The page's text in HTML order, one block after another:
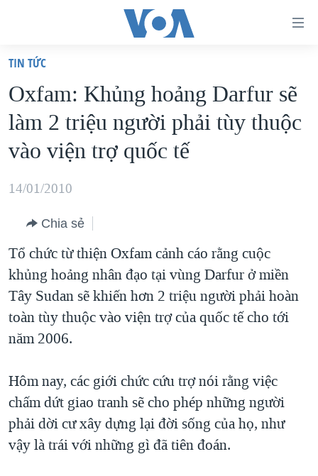
truy
cập
Tới
nội
chính
hướng
chính
Đi
tới
"Tìm"
VIỆT NAM
HOA KỲ
BIỂN ĐÔNG
THẾ GIỚI
DIỄN ĐÀN
MỤC
TỰ DO BÁO CHÍ
NGƯỜI VIỆT HẢI NGOẠI
KINH TẾ
KHOA HỌC
CHUYÊN ĐỀ
CHIẾN TRANH THƯƠNG MẠI CỦA MỸ: QUÁ KHỨ VÀ HIỆN
TẠI
HÀNH TRÌNH BẦU CỬ 2024
GIẢI MÃ VÀNH ĐAI & CON ĐƯỜNG
NGÀY TỊ NẠN THẾ GIỚI
TRỊNH VĨNH BÌNH - NGƯỜI HẠ 'BÊN THẮNG CUỘC'
HỌC TIẾNG ANH
VIDEO
MẠNG XÃ HỘI
TIN TỨC
Oxfam: Khủng hoảng Darfur sẽ
làm 2 triệu người phải tùy thuộc
vào viện trợ quốc tế
14/01/2010
Chia sẻ
Tổ chức từ thiện Oxfam cảnh cáo rằng cuộc
khủng hoảng nhân đạo tại vùng Darfur ở miền
Tây Sudan sẽ khiến hơn 2 triệu người phải hoàn
toàn tùy thuộc vào viện trợ của quốc tế cho tới
năm 2006.
Hôm nay, các giới chức cứu trợ nói rằng việc
chấm dứt giao tranh sẽ cho phép những người
phải dời cư xây dựng lại đời sống của họ, như
vậy là trái với những gì đã tiên đoán.